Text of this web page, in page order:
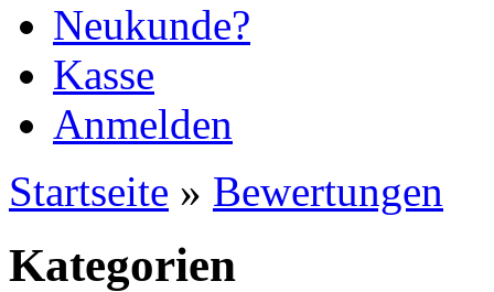
Neukunde?
Kasse
Anmelden
Startseite » Bewertungen
Kategorien